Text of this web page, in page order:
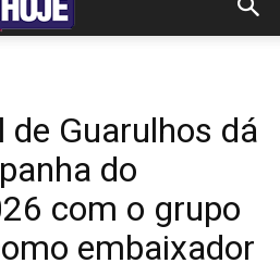
de Guarulhos dá
do
com o grupo
embaixador